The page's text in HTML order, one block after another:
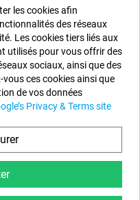
654 060
h et de 15 h à 18 h
les cookies afin
des réseaux
Les cookies tiers liés aux
utilisés pour vous offrir des
sociaux, ainsi que des
ces cookies ainsi que
de vos données
Privacy & Terms site